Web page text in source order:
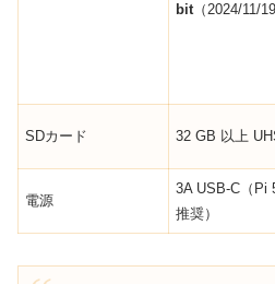
bit（2024/11/19
SDカード 32 GB 以上
電源
3A USB-C（Pi
推奨）